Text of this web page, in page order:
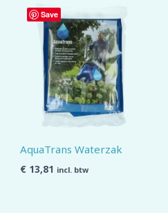
Save
AquaTrans Waterzak
€ 13,81 incl. btw